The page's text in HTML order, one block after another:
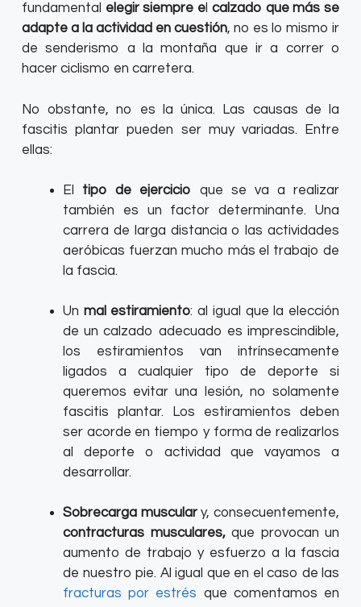
fundamental elegir siempre e calzado que más se
adapte a la actividad en cuestión, no es lo mismo ir
de senderismo a la montaña que ir a correr o
hacer ciclismo en carretera.
No obstante, no es la única. Las causas de la
fascitis plantar pueden ser muy variadas. Entre
ellas:
El tipo de ejercicio que se va a realizar
también es un factor determinante. Una
carrera de larga distancia o las actividades
aeróbicas fuerzan mucho más el trabajo de
la fascia.
Un mal estiramiento: al igual que la elección
de un calzado adecuado es imprescindible,
los estiramientos van intrínsecamente
ligados a cualquier tipo de deporte si
queremos evitar una lesión, no solamente
fascitis plantar. Los estiramientos deben
ser acorde en tiempo y forma de realizarlos
al deporte o actividad que vayamos a
desarrollar.
Sobrecarga musculary, consecuentemente,
contracturas musculares,que provocan un
aumento de trabajo y esfuerzo a la fascia
de nuestro pie. Al igual que en el caso de las
fracturas por estrés que comentamos en